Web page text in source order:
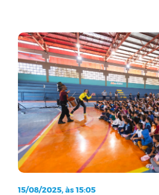
15/08/2025, às 15:05